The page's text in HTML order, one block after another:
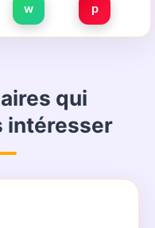
w p
qui
intéresser